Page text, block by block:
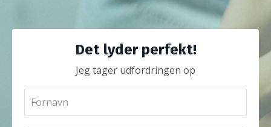
Det lyder perfekt!
Jeg tager udfordringen op